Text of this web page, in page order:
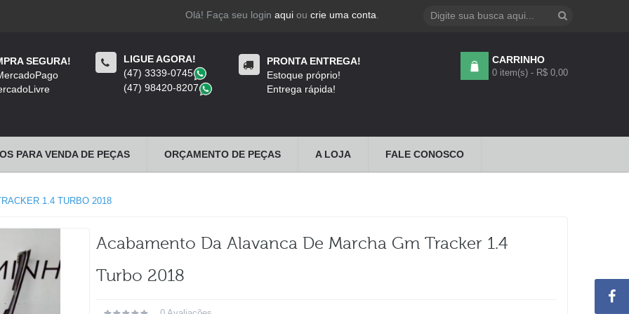
Olá! Faça seu login aquiou crie uma conta
SEGURA!
LIGUE AGORA!
(47) 3339-0745
(47) 98420-8207
PRONTA ENTREGA!
Estoque próprio!
Entrega rápida!
CARRINHO
0 item(s) - R$ 0,00
PARA VENDA DE PEÇAS ORÇAMENTO DE PEÇAS A LOJA FALE CONOSCO
1.4 TURBO 2018
Acabamento Da Alavanca De Marcha Gm Tracker 1.4
Turbo 2018